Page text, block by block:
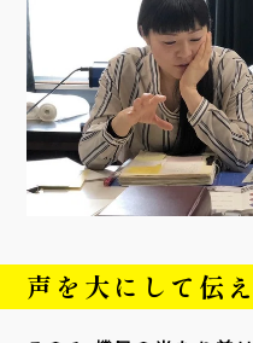
声を大にして伝